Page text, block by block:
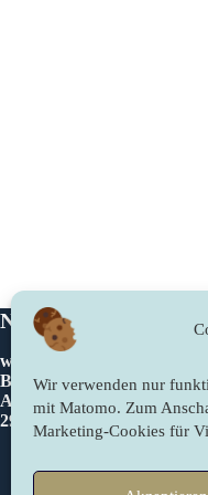
Wir verwenden nur
mit Matomo. Zum
Marketing-Cookies für
und Liebe Tag für Tag
Wünsche
Newslichter
www.newslichter.de
Bettina Sahling
Am Gieberg 2
29490 Neu Darchau/Glienitz